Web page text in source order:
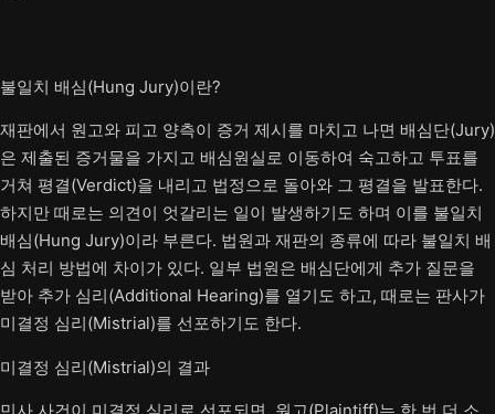
불일치 배심(Hung Jury)이란?
재판에서 원고와 피고 양측이 증거 제시를 마치고 나면 배심단(Jury)
은 제출된 증거물을 가지고 배심원실로 이동하여 숙고하고 투표를
거쳐 평결(Verdict)을 내리고 법정으로 돌아와 그 평결을 발표한다.
하지만 때로는 의견이 엇갈리는 일이 발생하기도 하며 이를 불일치
배심(Hung Jury)이라 부른다. 법원과 재판의 종류에 따라 불일치 배
심 처리 방법에 차이가 있다. 일부 법원은 배심단에게 추가 질문을
받아 추가 심리(Additional Hearing)를 열기도 하고, 때로는 판사가
미결정 심리(Mistrial)를 선포하기도 한다.
미결정 심리(Mistrial)의 결과